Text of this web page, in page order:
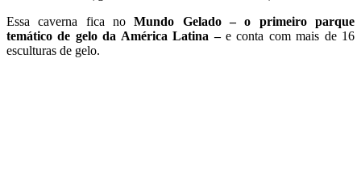
Essa caverna fica noMundo Gelado – o primeiro parque
temático de gelo da América Latina – e conta com mais de 16
esculturas de gelo.